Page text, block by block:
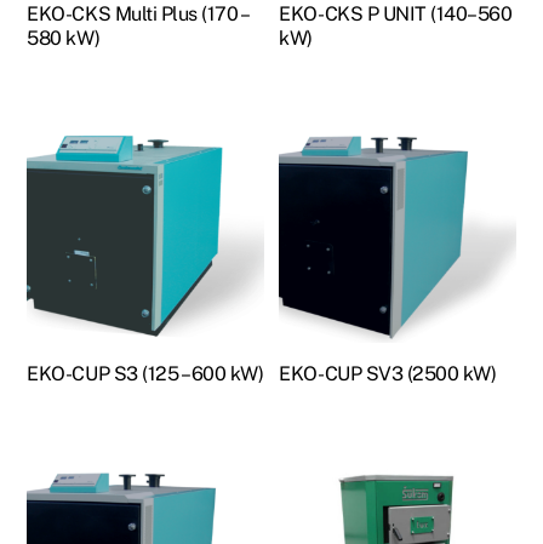
EKO-CKS Multi Plus (170 –
580 kW)
EKO-CKS P UNIT (140–560
kW)
EKO-CUP S3 (125 – 600 kW) EKO-CUP SV3 (2500 kW)